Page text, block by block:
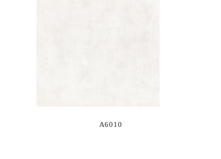
A6010